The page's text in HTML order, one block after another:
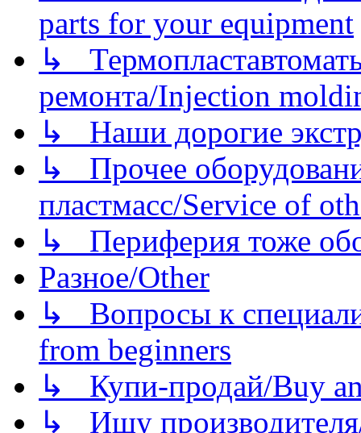
parts for your equipment
↳
ремонта/Injection
↳ Наши дорогие
↳ Прочее
пластмасс/Service of
↳ Периферия тоже
Разное/Other
↳ Вопросы к
from beginners
↳ Купи-продай/Buy
↳ Ищу